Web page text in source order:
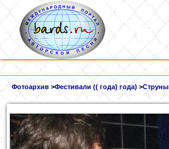
Фотоархив >Фестивали (( года) года) >